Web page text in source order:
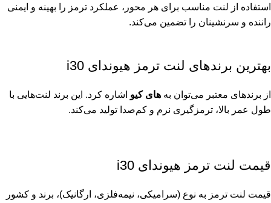
استفاده از لنت مناسب برای هر محور، عملکرد ترمز را بهینه و ایمنی
راننده و سرنشینان را تضمین می‌کند.
بهترین برندهای لنت ترمز هیوندای i30
از برندهای معتبر می‌توان به های کیو اشاره کرد. این برند لنت‌هایی با
طول عمر بالا، ترمزگیری نرم و کم‌صدا تولید می‌کند.
قیمت لنت ترمز هیوندای i30
قیمت لنت ترمز به نوع (سرامیکی، نیمه‌فلزی، ارگانیک)، برند و کشور